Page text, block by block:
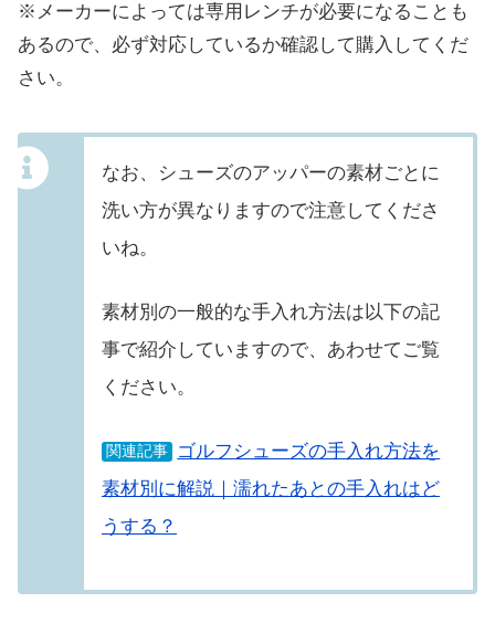
※メーカーによっては専用レンチが必要になることも
あるので、必ず対応しているか確認して購入してくだ
さい。
なお、
シューズのアッパーの素材ごとに
洗い方が異なりますので注意してくださ
いね。
素材別の一般的な手入れ方法は以下の記
事で紹介していますので、あわせてご覧
ください。
関連記事
ゴルフシューズの手入れ方法を
素材別に解説｜濡れたあとの手入れはど
うする？